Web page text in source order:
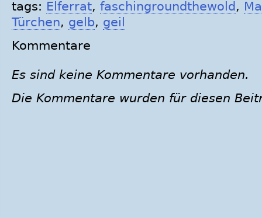
tags: Elferrat, faschingroundthewold,
Türchen, gelb, geil
Kommentare
Es sind keine Kommentare vorhanden.
Die Kommentare wurden für diesen